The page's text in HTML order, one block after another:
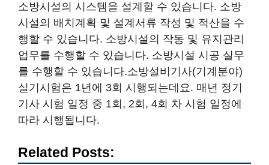
소방시설의 시스템을 설계할 수 있습니다. 소방
시설의 배치계획 및 설계서류 작성 및 적산을 수
행할 수 있습니다. 소방시설의 작동 및 유지관리
업무를 수행할 수 있습니다. 소방시설 시공 실무
를 수행할 수 있습니다.소방설비기사(기계분야)
실기시험은 1년에 3회 시행되는데요. 매년 정기
기사 시험 일정 중 1회, 2회, 4회 차 시험 일정에
따라 시행됩니다.
Related Posts: